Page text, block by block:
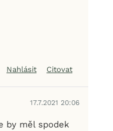
Nahlásit Citovat
17.7.2021 20:06
by měl spodek